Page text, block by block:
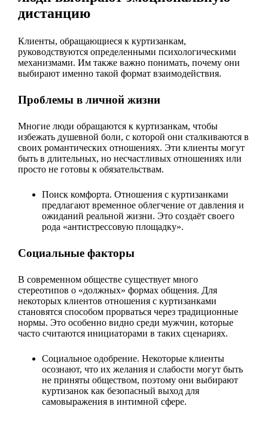
дистанцию
Клиенты, обращающиеся к куртизанкам,
руководствуются определенными психологическими
механизмами. Им также важно понимать, почему они
выбирают именно такой формат взаимодействия.
Проблемы в личной жизни
Многие люди обращаются к куртизанкам, чтобы
избежать душевной боли, с которой они сталкиваются в
своих романтических отношениях. Эти клиенты могут
быть в длительных, но несчастливых отношениях или
просто не готовы к обязательствам.
Поиск комфорта. Отношения с куртизанками
предлагают временное облегчение от давления и
ожиданий реальной жизни. Это создаёт своего
рода «антистрессовую площадку».
Социальные факторы
В современном обществе существует много
стереотипов о «должных» формах общения. Для
некоторых клиентов отношения с куртизанками
становятся способом прорваться через традиционные
нормы. Это особенно видно среди мужчин, которые
часто считаются инициаторами в таких сценариях.
Социальное одобрение. Некоторые клиенты
осознают, что их желания и слабости могут быть
не приняты обществом, поэтому они выбирают
куртизанок как безопасный выход для
самовыражения в интимной сфере.